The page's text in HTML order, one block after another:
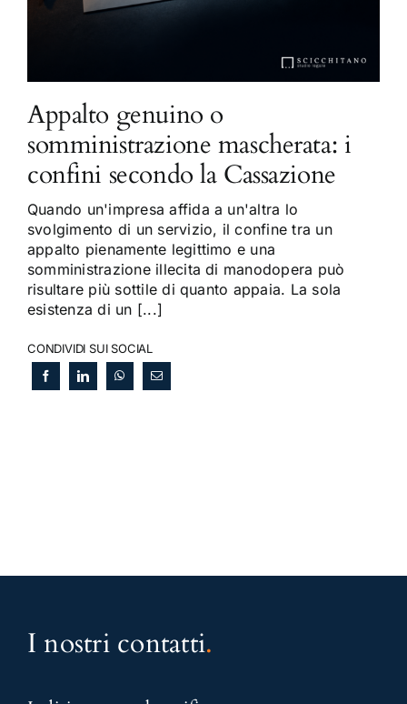
Appalto genuino o
somministrazione mascherata: i
confini secondo la Cassazione
Quando un'impresa affida a un'altra lo
svolgimento di un servizio, il confine tra un
appalto pienamente legittimo e una
somministrazione illecita di manodopera può
risultare più sottile di quanto appaia. La sola
esistenza di un [...]
CONDIVIDI SUI SOCIAL
I nostri contatti.